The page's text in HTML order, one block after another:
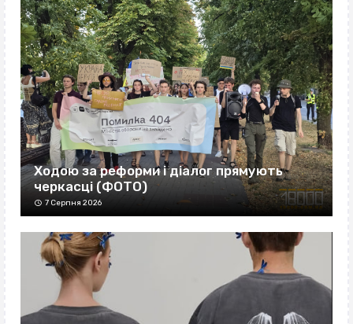
Ходою за реформи і діалог прямують
черкасці (ФОТО)
7 Серпня 2026